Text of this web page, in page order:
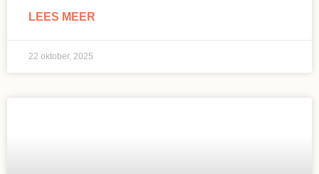
LEES MEER
22 oktober, 2025